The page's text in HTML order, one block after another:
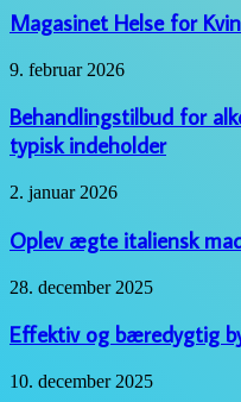
for
Kvinder
40
Plus
Magasinet Helse for
Behandlingstilbud
alkohol
til
voksne,
hvad
typisk
9. februar 2026
Behandlingstilbud for
typisk indeholder
Oplev
italiensk
mad
i
København
2. januar 2026
Oplev ægte italiensk
Effektiv
bæredygtig
byggepraksis
28. december 2025
Effektiv og bæredygtig
Find
10. december 2025